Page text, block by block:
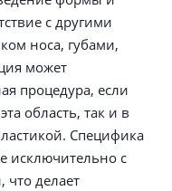
с другими
носа, губами,
может
процедура, если
область, так и в
Специфика
исключительно с
делает